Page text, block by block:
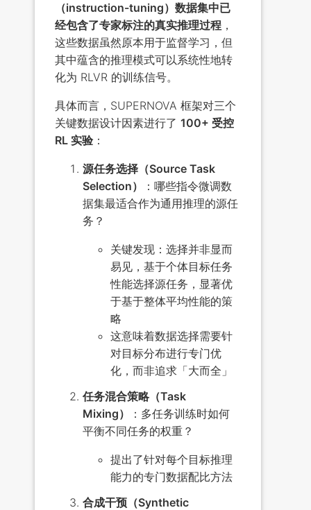
（instruction-tuning）数据集中已
经包含了专家标注的真实推理过程 ，
这些数据虽然原本用于监督学习，但
其中蕴含的推理模式可以系统性地转
化为 RLVR 的训练信号。
具体而言，SUPERNOVA 框架对三个
关键数据设计因素进行了100+ 受控
RL 实验 ：
源任务选择（Source Task
Selection）
：哪些指令微调数
据集最适合作为通用推理的源任
务？
关键发现：选择并非显而
易见，基于个体目标任务
性能选择源任务，显著优
于基于整体平均性能的策
略
这意味着数据选择需要针
对目标分布进行专门优
化，而非追求「大而全」
任务混合策略（Task
Mixing）
：多任务训练时如何
平衡不同任务的权重？
提出了针对每个目标推理
能力的专门数据配比方法
合成干预（Synthetic